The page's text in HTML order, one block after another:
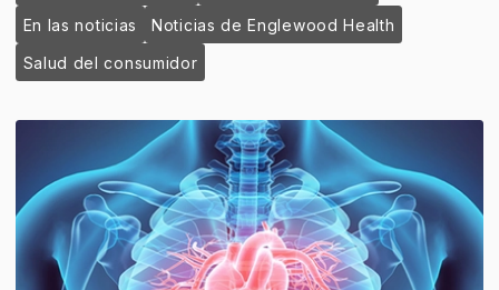
En las noticias
Noticias de Englewood Health
Salud del consumidor